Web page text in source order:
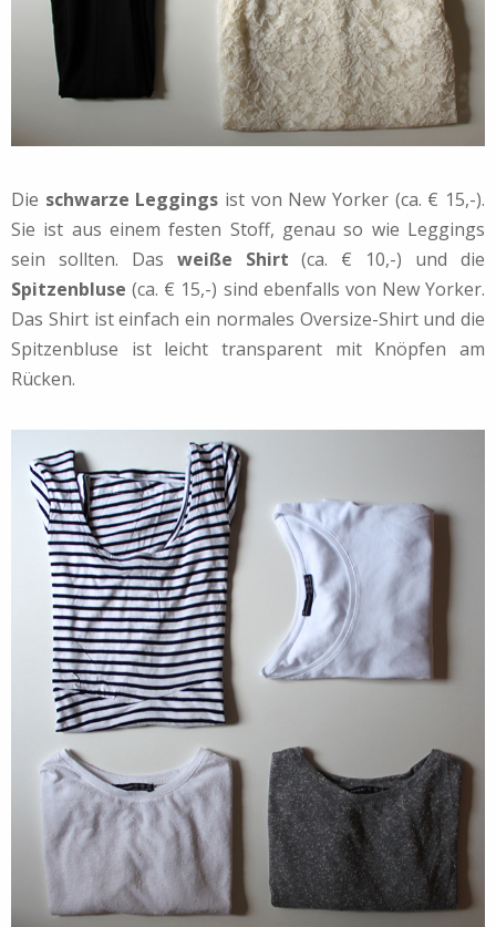
Die schwarze Leggings ist von New Yorker (ca. € 15,-).
Sie ist aus einem festen Stoff, genau so wie Leggings
sein sollten. Das weiße Shirt (ca. € 10,-) und die
Spitzenbluse (ca. € 15,-) sind ebenfalls von New Yorker.
Das Shirt ist einfach ein normales Oversize-Shirt und die
Spitzenbluse ist leicht transparent mit Knöpfen am
Rücken.